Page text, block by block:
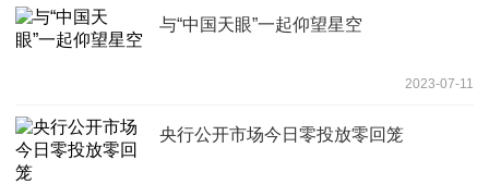
与“中国天眼”一起仰望星空
2023-07-11
央行公开市场今日零投放零回笼